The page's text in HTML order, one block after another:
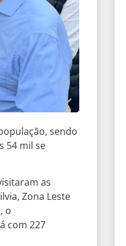
sendo
54 mil se
as
Zona Leste
o
com 227